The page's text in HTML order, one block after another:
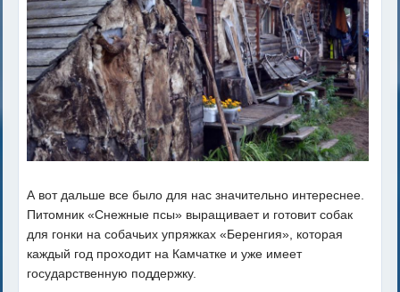
А вот дальше все было для нас значительно интереснее.
Питомник «Снежные псы» выращивает и готовит собак
для гонки на собачьих упряжках «Беренгия», которая
каждый год проходит на Камчатке и уже имеет
государственную поддержку.